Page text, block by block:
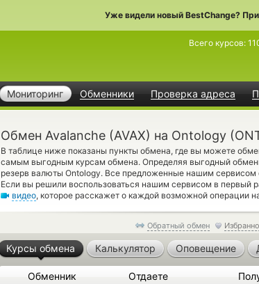
Уже видели новый BestChange?
Мониторинг Обменники Проверка адреса
Всего курсов:
Обмен Avalanche (AVAX) на Ontology
В таблице ниже показаны пункты обмена, где вы можете
самым выгодным курсам обмена. Определяя выгодный
резерв валюты Ontology. Все предложенные нашим
Если вы решили воспользоваться нашим сервисом в первый
видео, которое расскажет о каждой возможной операции
Обратный обмен
Курсы обмена Калькулятор Оповещение
Обменник Отдаете